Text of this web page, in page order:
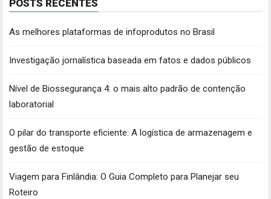
POSTS RECENTES
As melhores plataformas de infoprodutos no Brasil
Investigação jornalística baseada em fatos e dados públicos
Nível de Biossegurança 4: o mais alto padrão de contenção
laboratorial
O pilar do transporte eficiente: A logística de armazenagem e
gestão de estoque
Viagem para Finlândia: O Guia Completo para Planejar seu
Roteiro